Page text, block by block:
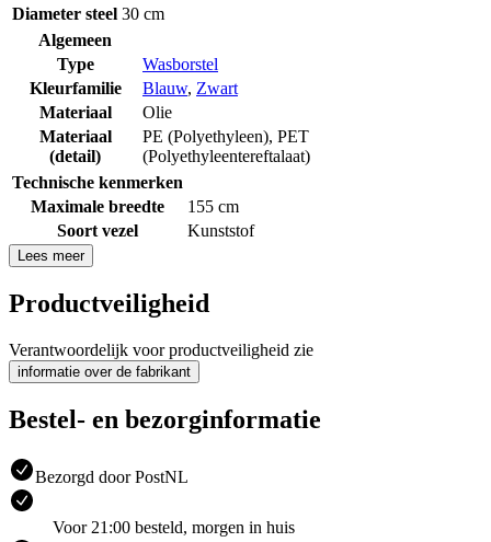
Diameter steel 30 cm
Algemeen
Type
Wasborstel
Kleurfamilie
Blauw, Zwart
Materiaal
Olie
Materiaal
(detail)
PE (Polyethyleen), PET
(Polyethyleentereftalaat)
Technische kenmerken
Maximale breedte
155 cm
Soort vezel
Kunststof
Lees meer
Productveiligheid
Verantwoordelijk voor productveiligheid zie
informatie over de fabrikant
Bestel- en bezorginformatie
Bezorgd door PostNL
Voor 21:00 besteld, morgen in huis